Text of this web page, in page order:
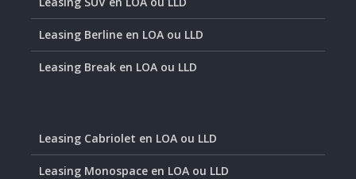
Leasing Berline en LOA ou LLD
Leasing Break en LOA ou LLD
Leasing Cabriolet en LOA ou LLD
Leasing Monospace en LOA ou LLD